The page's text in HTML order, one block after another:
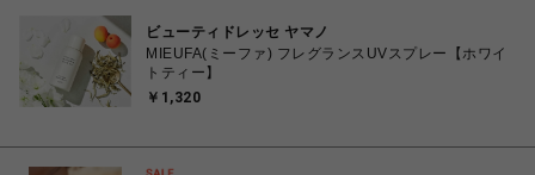
ビューティドレッセ ヤマノ
MIEUFA(ミーファ) フレグランスUVスプレー【ホワイ
トティー】
￥1,320